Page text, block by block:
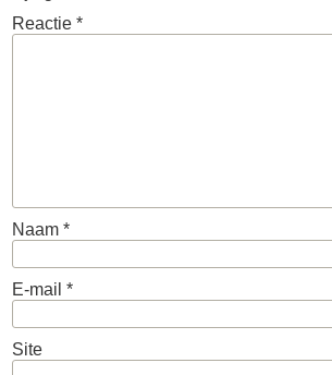
Reactie *
Naam *
E-mail *
Site